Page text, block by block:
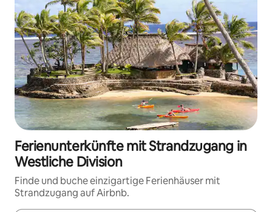
Ferienunterkünfte mit Strandzugang in
Westliche Division
Finde und buche einzigartige Ferienhäuser mit
Strandzugang auf Airbnb.